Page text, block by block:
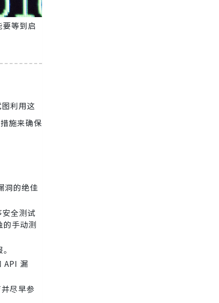
等到启
利用这
施来确保
洞的绝佳
全测试
的手动测
API 漏
尽早参